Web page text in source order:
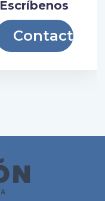
Escríbenos
Contacto